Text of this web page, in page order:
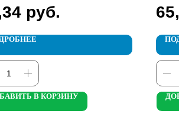
руб.
В КОРЗИНУ